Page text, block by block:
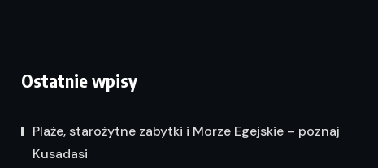
Ostatnie wpisy
Plaże, starożytne zabytki i Morze Egejskie – poznaj
Kusadasi